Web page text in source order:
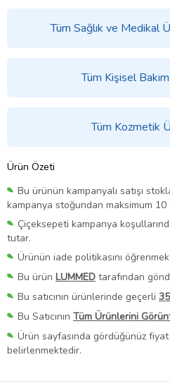
Tüm Sağlık ve Medikal
Tüm Kişisel
Tüm Kozmetik
Ürün Özeti
Bu ürünün kampanyalı satışı
kampanya stoğundan maksimum 10
Çiçeksepeti kampanya
tutar.
Ürünün iade politikasını
Bu ürün LUMMED tarafından
Bu satıcının ürünlerinde geçerli
Bu Satıcının Tüm Ürünlerini
Ürün sayfasında gördüğünüz fiyat
belirlenmektedir.